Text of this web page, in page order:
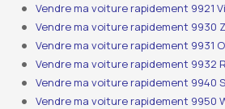
Vendre ma voiture rapidement 9921
Vendre ma voiture rapidement 9930
Vendre ma voiture rapidement 9931
Vendre ma voiture rapidement 9932
Vendre ma voiture rapidement 9940
Vendre ma voiture rapidement 9950